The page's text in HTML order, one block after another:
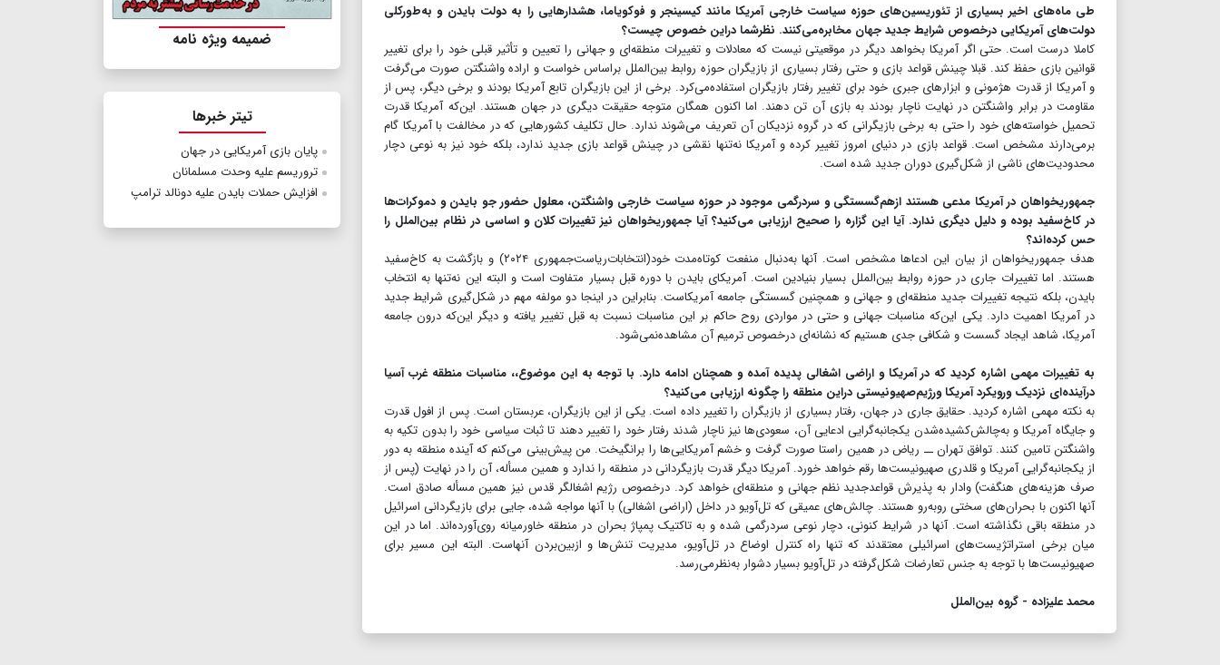
طی ماه‌های اخیر بسیاری از تئوریسین‌های حوزه سیاست خارجی آمریکا مانند کیسینجر و فوکویاما، هشدارهایی را به دولت بایدن و به‌طورکلی
دولت‌های آمریکایی درخصوص شرایط جدید جهان مخابره‌می‌کنند. نظرشما دراین خصوص چیست؟
کاملا درست است. حتی اگر آمریکا بخواهد دیگر در موقعیتی نیست که معادلات و تغییرات منطقه‌ای و جهانی را تعیین و تأثیر قبلی خود را برای تغییر
قوانین بازی حفظ کند. قبلا چینش قواعد بازی و حتی رفتار بسیاری از بازیگران حوزه روابط بین‌الملل براساس خواست و اراده واشنگتن صورت می‌گرفت
و آمریکا از قدرت هژمونی و ابزارهای جبری خود برای تغییر رفتار بازیگران استفاده‌می‌کرد. برخی از این بازیگران تابع آمریکا بودند و برخی دیگر، پس از
مقاومت در برابر واشنگتن در نهایت ناچار بودند به بازی آن تن دهند. اما اکنون همگان متوجه حقیقت دیگری در جهان هستند. این‌که آمریکا قدرت
تحمیل خواسته‌های خود را حتی به برخی بازیگرانی که در گروه نزدیکان آن تعریف می‌شوند ندارد. حال تکلیف کشورهایی که در مخالفت با آمریکا گام
برمی‌دارند مشخص است. قواعد بازی در دنیای امروز تغییر کرده و آمریکا نه‌تنها نقشی در چینش قواعد بازی جدید ندارد، بلکه خود نیز به نوعی دچار
محدودیت‌های ناشی از شکل‌گیری دوران جدید شده است.
جمهوریخواهان در آمریکا مدعی هستند ازهم‌گسستگی و سردرگمی موجود در حوزه سیاست خارجی واشنگتن، معلول حضور جو بایدن و دموکرات‌ها
در کاخ‌سفید بوده و دلیل دیگری ندارد. آیا این گزاره را صحیح ارزیابی می‌کنید؟ آیا جمهوریخواهان نیز تغییرات کلان و اساسی در نظام بین‌الملل را
حس کرده‌اند؟
هدف جمهوریخواهان از بیان این ادعاها مشخص است. آنها به‌دنبال منفعت کوتاه‌مدت خود(انتخابات‌ریاست‌جمهوری ۲۰۲۴) و بازگشت به کاخ‌سفید
هستند. اما تغییرات جاری در حوزه روابط بین‌الملل بسیار بنیادین است. آمریکای بایدن با دوره قبل بسیار متفاوت است و البته این نه‌تنها به انتخاب
بایدن، بلکه نتیجه تغییرات جدید منطقه‌ای و جهانی و همچنین گسستگی جامعه آمریکاست. بنابراین در اینجا دو مولفه مهم در شکل‌گیری شرایط جدید
در آمریکا اهمیت دارد. یکی این‌که مناسبات جهانی و حتی در مواردی روح حاکم بر این مناسبات نسبت به قبل تغییر یافته و دیگر این‌که درون جامعه
آمریکا، شاهد ایجاد گسست و شکافی جدی هستیم که نشانه‌ای درخصوص ترمیم آن مشاهده‌نمی‌شود.
به تغییرات مهمی اشاره کردید که در آمریکا و اراضی اشغالی پدیده آمده و همچنان ادامه دارد. با توجه به این موضوع،، مناسبات منطقه غرب آسیا
درآینده‌ای نزدیک ورویکرد آمریکا ورژیم‌صهیونیستی دراین منطقه را چگونه ارزیابی می‌کنید؟
به نکته مهمی اشاره کردید. حقایق جاری در جهان، رفتار بسیاری از بازیگران را تغییر داده است. یکی از این بازیگران، عربستان است. پس از افول قدرت
و جایگاه آمریکا و به‌چالش‌کشیده‌شدن یکجانبه‌گرایی ادعایی آن، سعودی‌ها نیز ناچار شدند رفتار خود را تغییر دهند تا ثبات سیاسی خود را بدون تکیه به
واشنگتن تامین کنند. توافق تهران ــ ریاض در همین راستا صورت گرفت و خشم آمریکایی‌ها را برانگیخت. من پیش‌بینی می‌کنم که آینده منطقه به دور
از یکجانبه‌گرایی آمریکا و قلدری صهیونیست‌ها رقم خواهد خورد. آمریکا دیگر قدرت بازیگردانی در منطقه را ندارد و همین مسأله، آن را در نهایت (پس از
صرف هزینه‌های هنگفت) وادار به پذیرش قواعد‌جدید نظم جهانی و منطقه‌ای خواهد کرد. درخصوص رژیم اشغالگر قدس نیز همین مسأله صادق است.
آنها اکنون با بحران‌های سختی روبه‌رو هستند. چالش‌های عمیقی که تل‌آویو در داخل (اراضی اشغالی) با آنها مواجه شده، جایی برای بازیگردانی اسرائیل
در منطقه باقی نگذاشته است. آنها در شرایط کنونی، دچار نوعی سردرگمی شده و به تاکتیک پمپاژ بحران در منطقه خاورمیانه روی‌آورده‌اند. اما در این
میان برخی استراتژیست‌های اسرائیلی معتقدند که تنها راه کنترل اوضاع در تل‌آویو، مدیریت تنش‌ها و ازبین‌بردن آنهاست. البته این مسیر برای
صهیونیست‌ها با توجه به جنس تعارضات شکل‌گرفته در تل‌آویو بسیار دشوار به‌نظر‌می‌رسد.
محمد علیزاده - گروه بین‌الملل
ضمیمه ویژه نامه
تیتر خبرها
پایان بازی آمریکایی در جهان
تروریسم علیه وحدت مسلمانان
افزایش حملات بایدن علیه دونالد ترامپ